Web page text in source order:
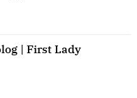
| First Lady